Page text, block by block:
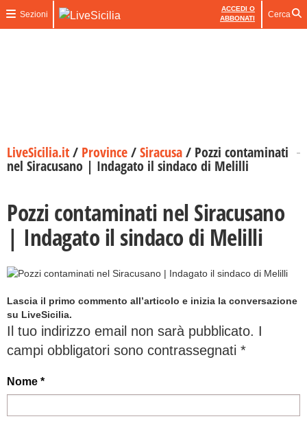
Sezioni
ACCEDI O
ABBONATI
Cerca
LiveSicilia.it/ Province/Siracusa/ Pozzi contaminati
nel Siracusano | Indagato il sindaco di Melilli
Pozzi contaminati nel Siracusano
| Indagato il sindaco di Melilli
Lascia il primo commento all’articolo e inizia la conversazione
su LiveSicilia.
Il tuo indirizzo email non sarà pubblicato. I
campi obbligatori sono contrassegnati *
Nome *